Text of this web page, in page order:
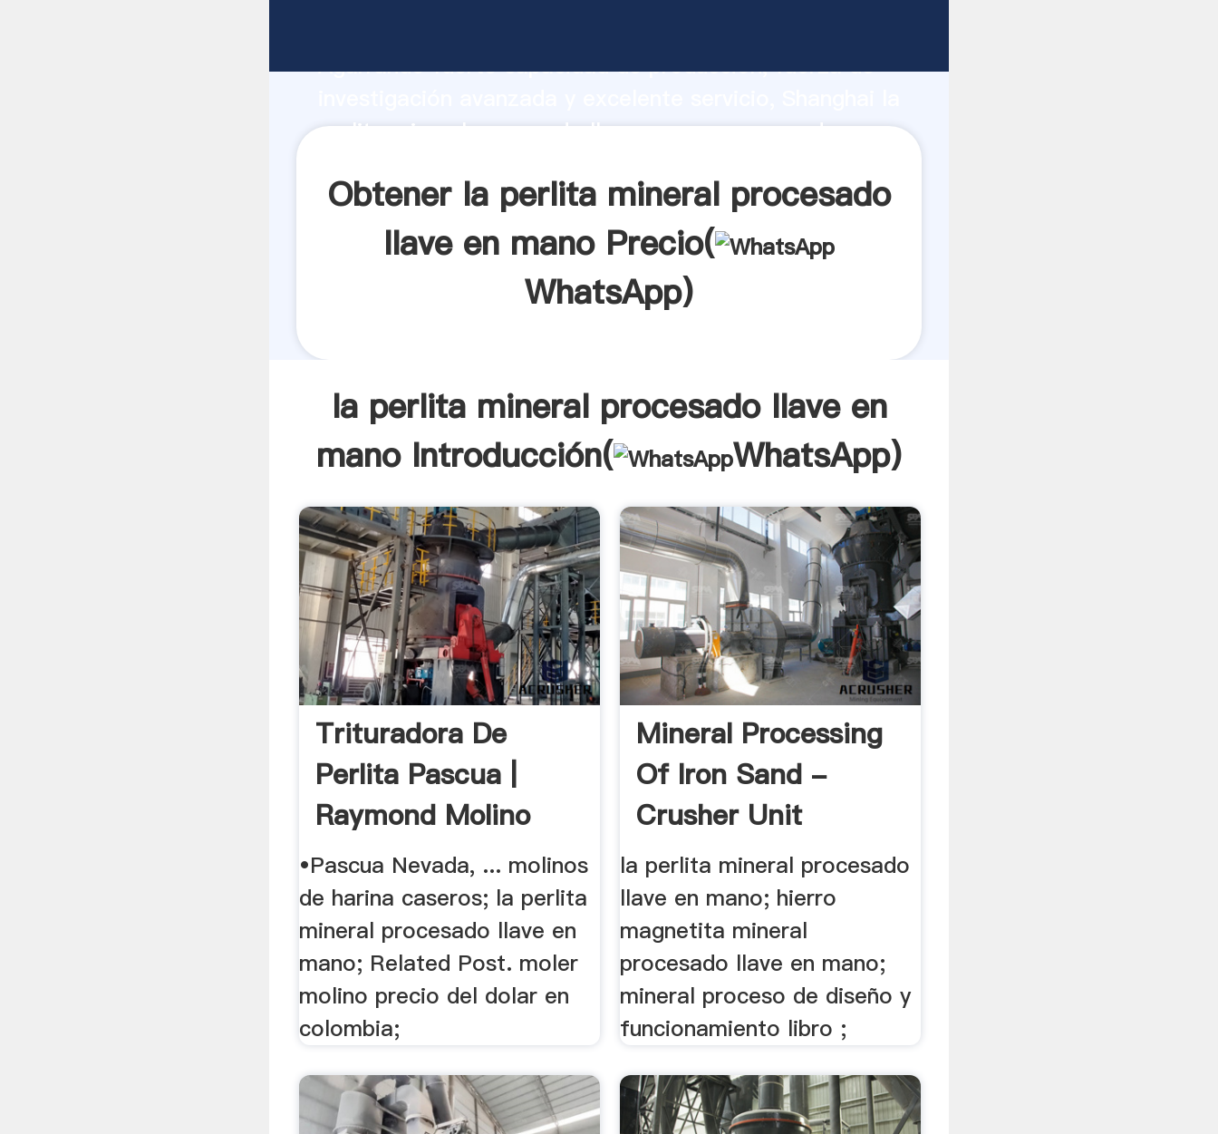
Agarrando fuerte capacidad de producción, fuerza de
perlita mineral procesado llave en mano proveedor crea
Obtener la perlita mineral procesado
llave en mano Precio(
WhatsApp)
la perlita mineral procesado llave en
mano Introducción(
WhatsApp)
Trituradora De
Perlita Pascua |
Raymond Molino
•Pascua Nevada, ... molinos
de harina caseros; la perlita
mineral procesado llave en
mano; Related Post. moler
molino precio del dolar en
colombia;
Mineral Processing
Of Iron Sand -
Crusher Unit
la perlita mineral procesado
llave en mano; hierro
magnetita mineral
procesado llave en mano;
mineral proceso de diseño y
funcionamiento libro ;